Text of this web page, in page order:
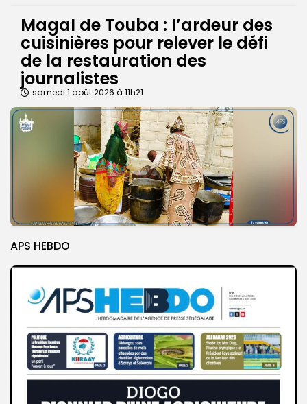
Magal de Touba : l’ardeur des
cuisinières pour relever le défi
de la restauration des
journalistes
samedi 1 août 2026 à 11h21
APS HEBDO